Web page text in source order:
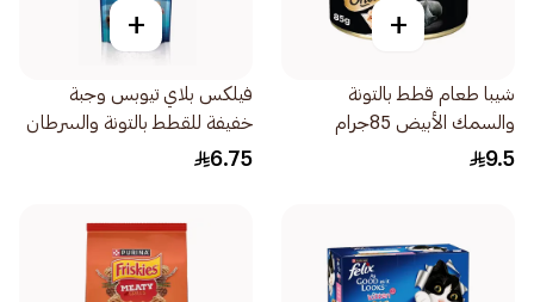
+
شيبا طعام قطط بالتونة
والسمك الأبيض 85جرام
9.5
+
فيلكس بلاي تيوبس وجبة
خفيفة للقطط بالتونة والسرطان
50جرام
6.75